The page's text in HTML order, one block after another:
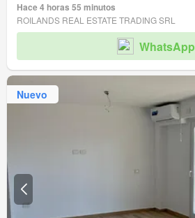
Hace 4 horas 55 minutos
ROILANDS REAL ESTATE TRADING SRL
WhatsApp
Nuevo